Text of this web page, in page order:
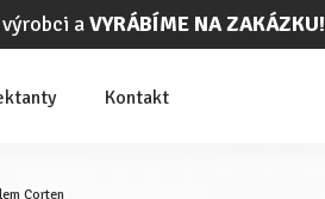
aVYRÁBÍME NA ZAKÁZKU!
Kontakt
Corten